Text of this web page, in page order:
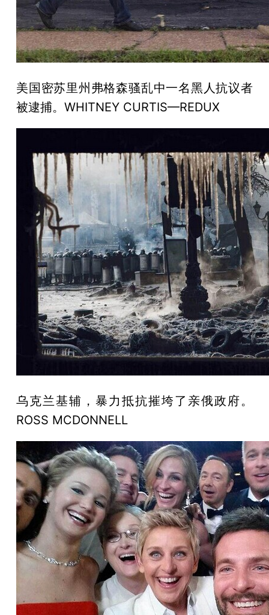
美国密苏里州弗格森骚乱中一名黑人抗议者
被逮捕。WHITNEY CURTIS—REDUX
乌克兰基辅，暴力抵抗摧垮了亲俄政府。
ROSS MCDONNELL